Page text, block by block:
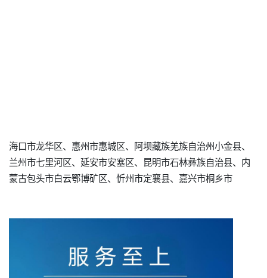
海口市龙华区、惠州市惠城区、阿坝藏族羌族自治州小金县、
兰州市七里河区、延安市安塞区、昆明市石林彝族自治县、内
蒙古包头市白云鄂博矿区、忻州市定襄县、嘉兴市桐乡市